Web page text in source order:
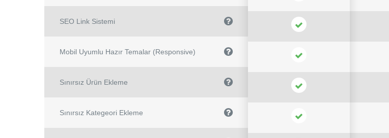
SEO Link Sistemi
Mobil Uyumlu Hazır Temalar (Responsive)
Sınırsız Ürün Ekleme
Sınırsız Kategeori Ekleme